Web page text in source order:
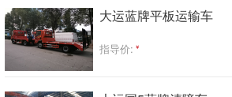
大运蓝牌平板运输车
指导价: